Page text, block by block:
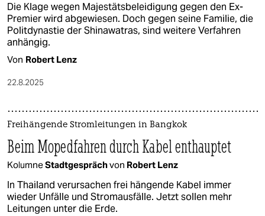
Die Klage wegen Majestätsbeleidigung gegen den Ex-
Premier wird abgewiesen. Doch gegen seine Familie, die
Politdynastie der Shinawatras, sind weitere Verfahren
anhängig.
Von Robert Lenz
22.8.2025
Freihängende Stromleitungen in Bangkok
Beim Mopedfahren durch Kabel enthauptet
KolumneStadtgesprächvon Robert Lenz
In Thailand verursachen frei hängende Kabel immer
wieder Unfälle und Stromausfälle. Jetzt sollen mehr
Leitungen unter die Erde.